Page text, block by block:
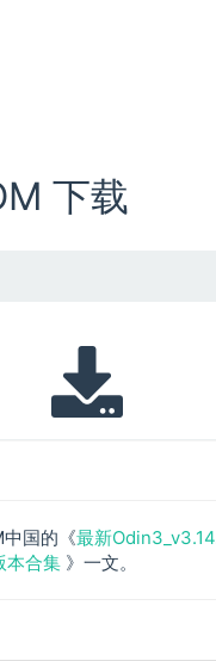
下载
国的《最新
本合集 》一文。